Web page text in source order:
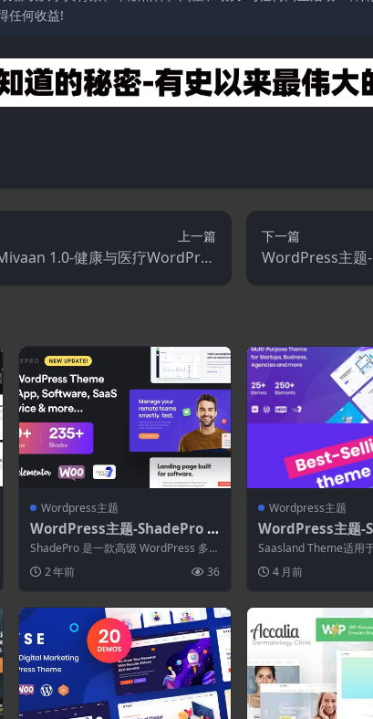
任何收益!
上一篇
1.0-健康与医疗WordPres
s主题
下一篇
WordPress主
主题
Wordpress主题
WordPress主题-ShadePro 3.
6.5–多功能WordPress主题
ShadePro 是一款高级 WordPress 多用
2 年前 36
Wordpress主题
WordPress主题-
7.6–Saas Startup
ordPress主题
Saasland Theme适用
和...4 月前